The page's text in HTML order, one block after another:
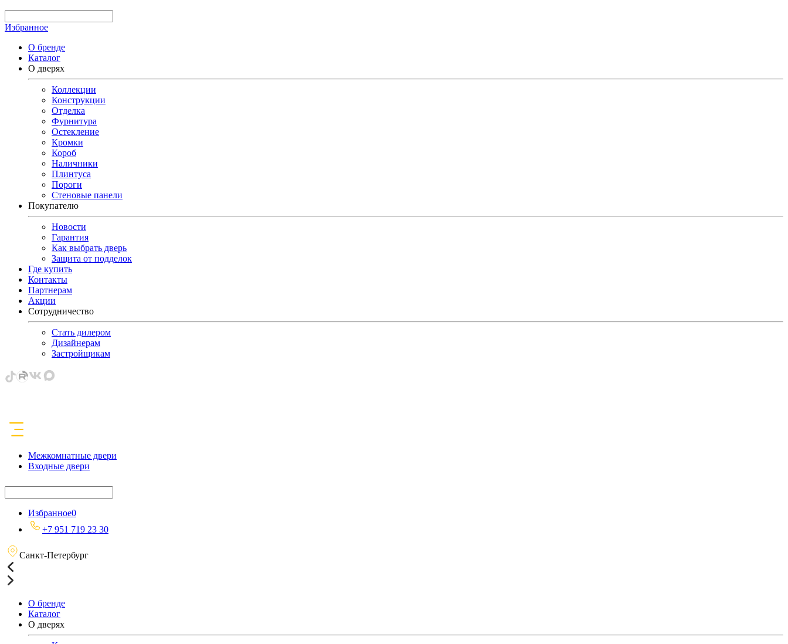
Избранное
О бренде
Каталог
О дверях
Коллекции
Конструкции
Отделка
Фурнитура
Остекление
Кромки
Короб
Наличники
Плинтуса
Пороги
Стеновые панели
Покупателю
Новости
Гарантия
Как выбрать дверь
Защита от подделок
Где купить
Контакты
Партнерам
Акции
Сотрудничество
Стать дилером
Дизайнерам
Застройщикам
Межкомнатные двери
Входные двери
Избранное0
+7 951 719 23 30
Санкт-Петербург
О бренде
Каталог
О дверях